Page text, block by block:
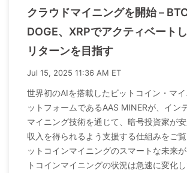
クラウドマイニングを開始 – BTC
DOGE、XRPでアクティベート
リターンを目指す
Jul 15, 2025 11:36 AM ET
世界初のAIを搭載したビットコイン・マ
ットフォームであるAAS MINERが、イン
マイニング技術を通じて、暗号投資家が
収入を得られるよう支援する仕組みをご
ットコインマイニングのスマートな未来
トコインマイニングの状況は急速に変化